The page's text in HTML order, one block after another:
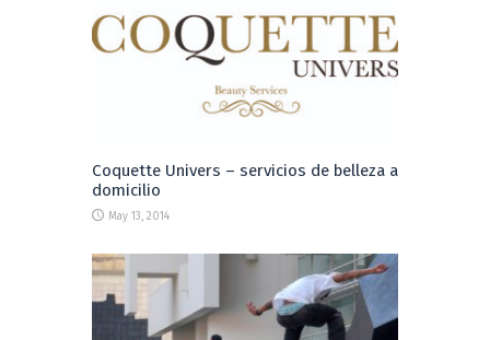
Coquette Univers – servicios de belleza a
domicilio
May 13, 2014